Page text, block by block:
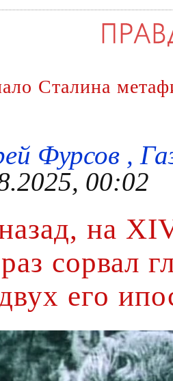
Сталина
Фурсов ,
00:02
на
сорвал
его